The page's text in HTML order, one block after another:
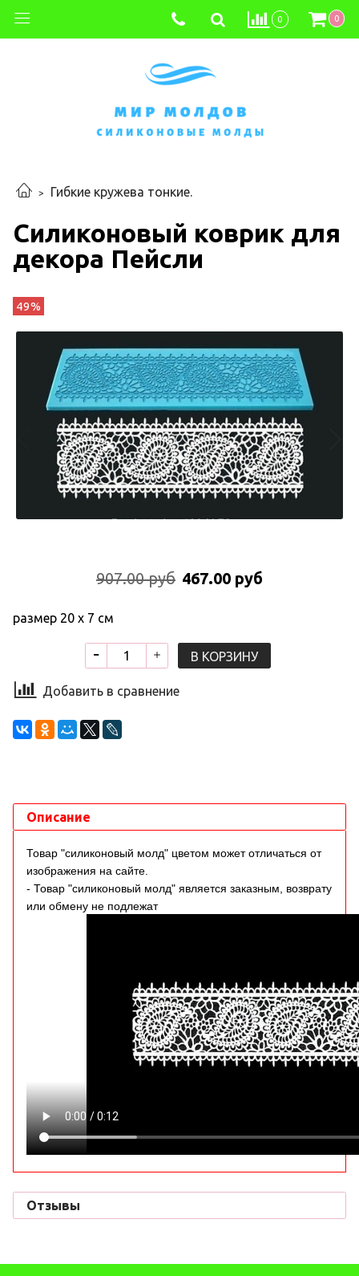
0 0
Гибкие кружева тонкие.
Силиконовый коврик для
декора Пейсли
49%
907.00 руб 467.00 руб
размер 20 х 7 см
В КОРЗИНУ
Добавить в сравнение
Описание
Товар "силиконовый молд" цветом может отличаться от
изображения на сайте.
- Товар "силиконовый молд" является заказным, возврату
или обмену не подлежат
Отзывы